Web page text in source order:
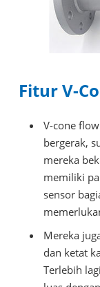
Fitur V-
V-cone
bergerak,
mereka
memiliki
sensor
Mereka
dan ketat
Terlebih